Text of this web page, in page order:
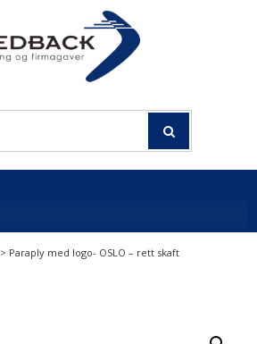
> Paraply med logo- OSLO – rett skaft